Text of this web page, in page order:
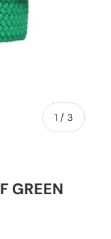
1 / van
3
GREEN